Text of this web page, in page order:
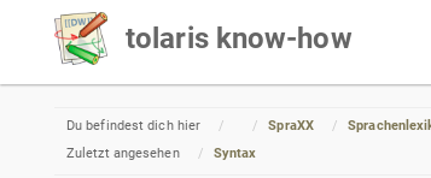
tolaris know-how
Du befindest dich hier HomeSpraXX
Zuletzt angesehen
Syntax